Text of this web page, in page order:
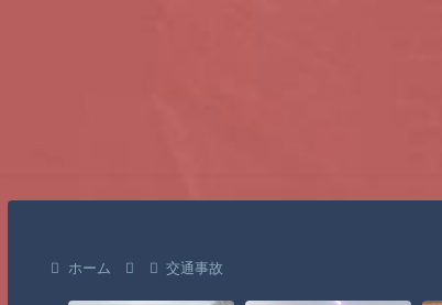
ホーム 交通事故